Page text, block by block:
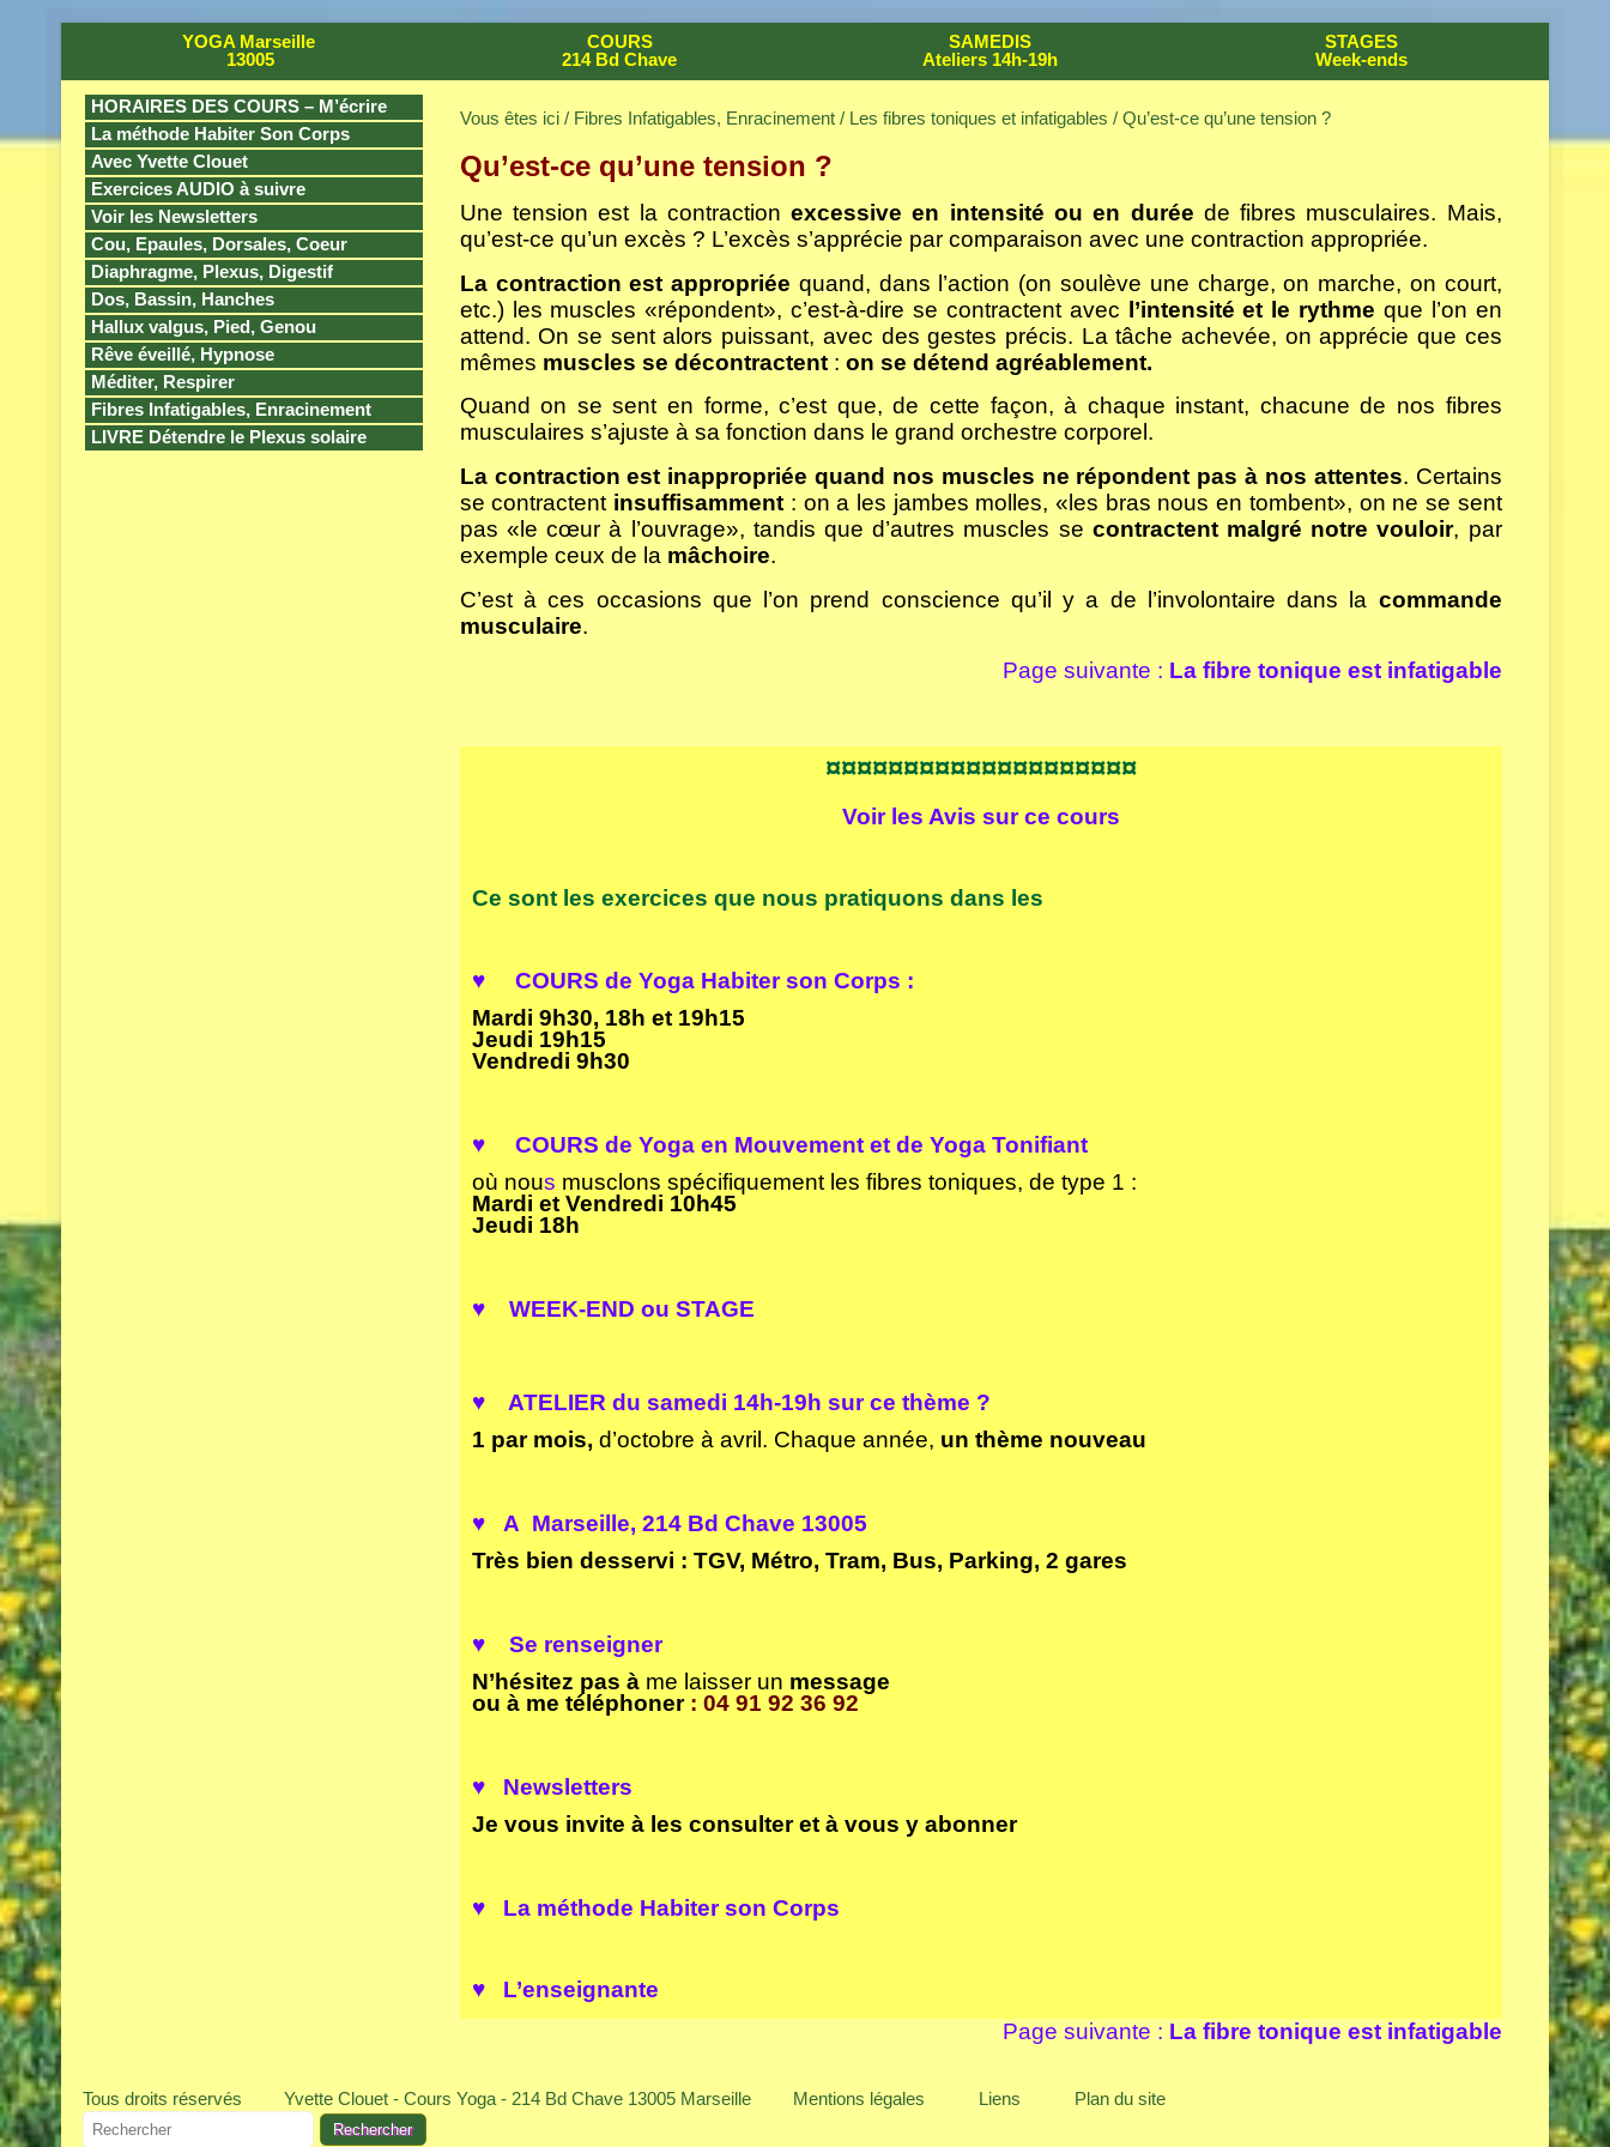
YOGA Marseille
13005
COURS
214 Bd Chave
SAMEDIS
Ateliers 14h-19h
STAGES
Week-ends
HORAIRES DES COURS – M’écrire
La méthode Habiter Son Corps
Avec Yvette Clouet
Exercices AUDIO à suivre
Voir les Newsletters
Cou, Epaules, Dorsales, Coeur
Diaphragme, Plexus, Digestif
Dos, Bassin, Hanches
Hallux valgus, Pied, Genou
Rêve éveillé, Hypnose
Méditer, Respirer
Fibres Infatigables, Enracinement
LIVRE Détendre le Plexus solaire
Vous êtes ici / Fibres Infatigables, Enracinement/ Les fibres toniques et infatigables / Qu’est-ce qu’une tension ?
Qu’est-ce qu’une tension ?
Une tension est la contractionexcessive en intensité ou en durée de fibres musculaires. Mais,
qu’est-ce qu’un excès ? L’excès s’apprécie par comparaison avec une contraction appropriée.
La contraction est appropriée quand, dans l’action (on soulève une charge, on marche, on court,
etc.) les muscles «répondent», c’est-à-dire se contractent avec l’intensité et le rythme que l’on en
attend. On se sent alors puissant, avec des gestes précis. La tâche achevée, on apprécie que ces
mêmes muscles se décontractent: on se détend agréablement.
Quand on se sent en forme, c’est que, de cette façon, à chaque instant, chacune de nos fibres
musculaires s’ajuste à sa fonction dans le grand orchestre corporel.
La contraction est inappropriée quand nos muscles ne répondent pas à nos attentes. Certains
se contractent insuffisamment : on a les jambes molles, «les bras nous en tombent», on ne se sent
pas «le cœur à l’ouvrage», tandis que d’autres muscles se contractent malgré notre vouloir, par
exemple ceux de la mâchoire.
C’est à ces occasions que l’on prend conscience qu’il y a de l’involontaire dans la commande
musculaire.
Page suivante : La fibre tonique est infatigable
¤¤¤¤¤¤¤¤¤¤¤¤¤¤¤¤¤¤¤¤
Voir les Avis sur ce cours
Ce sont les exercices que nous pratiquons dans les
♥
COURS de Yoga Habiter son Corps :
Mardi 9h30, 18h et 19h15
Jeudi 19h15
Vendredi 9h30
♥
COURS de Yoga en Mouvement et de Yoga Tonifiant
où nous musclons spécifiquement les fibres toniques, de type 1 :
Mardi et Vendredi 10h45
Jeudi 18h
♥ WEEK-END ou STAGE
♥ ATELIER du samedi 14h-19h sur ce thème ?
1 par mois, d’octobre à avril. Chaque année, un thème nouveau
♥ A Marseille, 214 Bd Chave 13005
Très bien desservi : TGV, Métro, Tram, Bus, Parking, 2 gares
♥ Se renseigner
N’hésitez pas à me laisser un message
ou à me téléphoner: 04 91 92 36 92
♥ Newsletters
Je vous invite à les consulter et à vous y abonner
♥ La méthode Habiter son Corps
♥ L’enseignante
Page suivante : La fibre tonique est infatigable
Tous droits réservés Yvette Clouet - Cours Yoga - 214 Bd Chave 13005 Marseille Mentions légales Liens Plan du site